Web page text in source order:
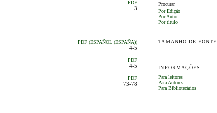
Procurar
Por Edição
Por Autor
Por título
TAMANHO DE FONTE
INFORMAÇÕES
Para leitores
Para Autores
Para Bibliotecários
PDF
3
PDF (ESPAÑOL (ESPAÑA))
4-5
PDF
4-5
PDF
73-78